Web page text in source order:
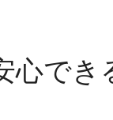
心でき